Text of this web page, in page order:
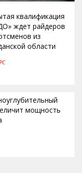
квалификация
ждет райдеров
из
области
мощность